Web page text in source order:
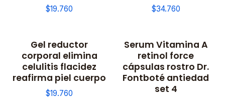
$19.760 $34.760
Gel reductor
corporal elimina
celulitis flacidez
reafirma piel cuerpo
$19.760
-2% OFF
Serum Vitamina A
retinol force
cápsulas rostro Dr.
Fontboté antiedad
set 4